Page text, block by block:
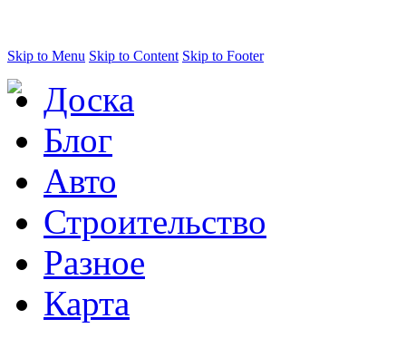
Skip to Menu Skip to Content Skip to Footer
Доска
Блог
Авто
Строительство
Разное
Карта